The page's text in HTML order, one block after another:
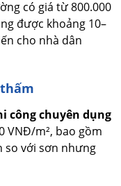
có giá từ 800.000
được khoảng 10–
cho nhà dân
công chuyên dụng
VNĐ/m², bao gồm
so với sơn nhưng